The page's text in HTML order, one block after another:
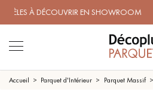
DÉCOUVRIR EN SHOWROOM
Accueil Parquet d'Intérieur Parquet Massif